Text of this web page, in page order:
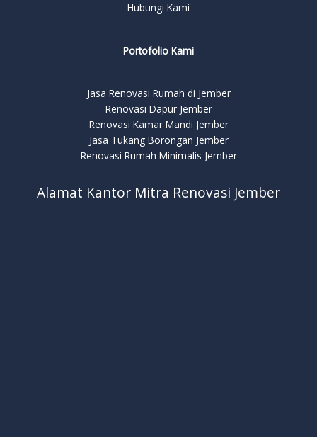
Hubungi Kami
Portofolio Kami
Jasa Renovasi Rumah di Jember
Renovasi Dapur Jember
Renovasi Kamar Mandi Jember
Jasa Tukang Borongan Jember
Renovasi Rumah Minimalis Jember
Alamat Kantor Mitra Renovasi Jember